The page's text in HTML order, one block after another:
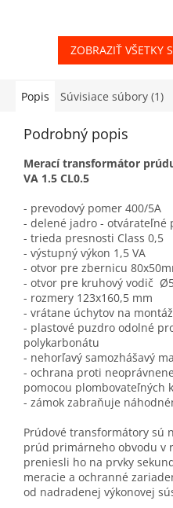
ZOBRAZIŤ VŠETKY
Popis Súvisiace súbory (1)
Podrobný popis
Merací transformátor
VA 1.5 CL0.5
- prevodový pomer 400/5A
- delené jadro -
- trieda presnosti Class 0,5
- výstupný výkon 1,5 VA
- otvor pre zbernicu
- otvor pre kruhový vodič
- rozmery 123x160,5 mm
- vrátane úchytov na
- plastové puzdro odolné
polykarbonátu
- nehorľavý samozhášavý
- ochrana proti
pomocou plombovateľných
- zámok zabraňuje
Prúdové transformátory sú
prúd primárneho obvodu v
preniesli ho na prvky
meracie a ochranné
od nadradenej výkonovej